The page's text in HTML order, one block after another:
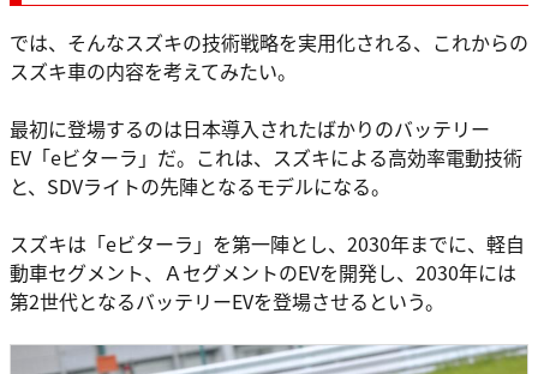
では、そんなスズキの技術戦略を実用化される、これからの
スズキ車の内容を考えてみたい。
最初に登場するのは日本導入されたばかりのバッテリー
EV「eビターラ」だ。これは、スズキによる高効率電動技術
と、SDVライトの先陣となるモデルになる。
スズキは「eビターラ」を第一陣とし、2030年までに、軽自
動車セグメント、ＡセグメントのEVを開発し、2030年には
第2世代となるバッテリーEVを登場させるという。